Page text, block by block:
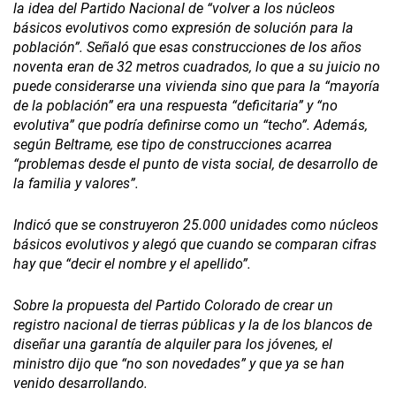
la idea del Partido Nacional de “volver a los núcleos
básicos evolutivos como expresión de solución para la
población”. Señaló que esas construcciones de los años
noventa eran de 32 metros cuadrados, lo que a su juicio no
puede considerarse una vivienda sino que para la “mayoría
de la población” era una respuesta “deficitaria” y “no
evolutiva” que podría definirse como un “techo”. Además,
según Beltrame, ese tipo de construcciones acarrea
“problemas desde el punto de vista social, de desarrollo de
la familia y valores”.
Indicó que se construyeron 25.000 unidades como núcleos
básicos evolutivos y alegó que cuando se comparan cifras
hay que “decir el nombre y el apellido”.
Sobre la propuesta del Partido Colorado de crear un
registro nacional de tierras públicas y la de los blancos de
diseñar una garantía de alquiler para los jóvenes, el
ministro dijo que “no son novedades” y que ya se han
venido desarrollando.